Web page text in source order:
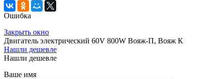
Ошибка
Закрыть окно
Двигатель электрический 60V 800W Вояж-П, Вояж К
Нашли дешевле
Нашли дешевле
Ваше имя